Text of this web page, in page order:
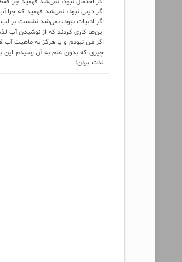
اگر دینی نبود، نمی‌شد فهمید که
اگر ادبیات نبود، نمی‌شد نشست بر
این‌ها کاری کردند که از نوشیدن آب
اگر من نبودم و یا هرگز به ماهیت
چیزی که بدون علم به آن رسیدم
لذت بردن!